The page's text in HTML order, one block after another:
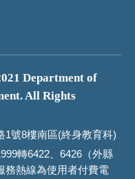
Department of
All Rights
1號8樓南區(終身教育科)
轉6422、6426（外縣
務熱線為使用者付費電